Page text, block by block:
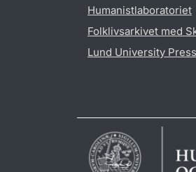
Humanistlaboratoriet
Folklivsarkivet med
Lund University Press